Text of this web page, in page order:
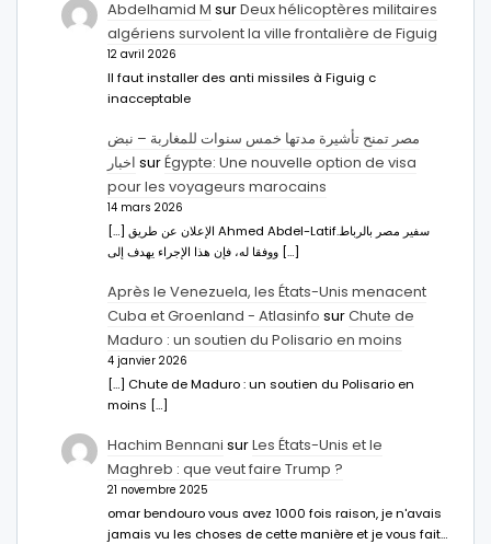
Abdelhamid M surDeux hélicoptères militaires
algériens survolent la ville frontalière de Figuig
12 avril 2026
Il faut installer des anti missiles à Figuig c
inacceptable
مصر تمنح تأشيرة مدتها خمس سنوات للمغاربة – نبض
اخبار surÉgypte: Une nouvelle option de visa
pour les voyageurs marocains
14 mars 2026
[…] الإعلان عن طريق Ahmed Abdel-Latifسفير مصر بالرباط.
ووفقا له، فإن هذا الإجراء يهدف إلى […]
Après le Venezuela, les États-Unis menacent
Cuba et Groenland - Atlasinfo surChute de
Maduro : un soutien du Polisario en moins
4 janvier 2026
[…] Chute de Maduro : un soutien du Polisario en
moins […]
Hachim Bennani surLes États-Unis et le
Maghreb : que veut faire Trump ?
21 novembre 2025
omar bendouro vous avez 1000 fois raison, je n'avais
jamais vu les choses de cette manière et je vous fait…